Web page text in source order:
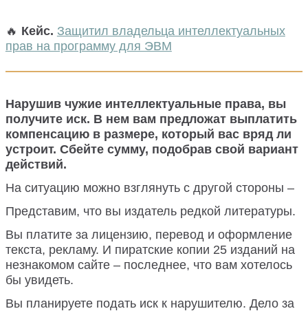
🔥 Кейс. Защитил владельца интеллектуальных
прав на программу для ЭВМ
Нарушив чужие интеллектуальные права, вы
получите иск. В нем вам предложат выплатить
компенсацию в размере, который вас вряд ли
устроит. Сбейте сумму, подобрав свой вариант
действий.
На ситуацию можно взглянуть с другой стороны –
Представим, что вы издатель редкой литературы.
Вы платите за лицензию, перевод и оформление
текста, рекламу. И пиратские копии 25 изданий на
незнакомом сайте – последнее, что вам хотелось
бы увидеть.
Вы планируете подать иск к нарушителю. Дело за